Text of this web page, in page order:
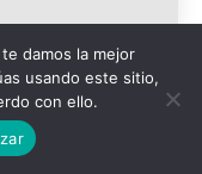
damos la mejor
usando este sitio,
con ello.